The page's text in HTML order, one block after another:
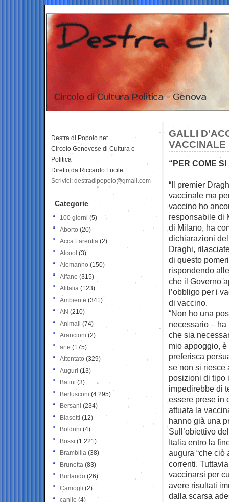
GALLI
VACCINALE
“PER COME
“Il premier
vaccinale ma
vaccino ho
responsabile di
di Milano, ha
dichiarazioni
Draghi,
di questo
rispondendo
che il Governo
l’obbligo per i
di vaccino.
“Non ho una
necessario –
che sia
mio appoggio,
preferisca
se non si riesce
posizioni di tipo
impedirebbe di
essere prese in
attuata la
hanno già una
Sull’obiettivo
Italia entro la
augura “che ciò
correnti.
vaccinarsi per
avere risultati
dalla scarsa
Destra di Popolo.net
Circolo Genovese di Cultura e
Politica
Diretto da Riccardo Fucile
Scrivici: destradipopolo@gmail.com
Categorie
100 giorni (5)
Aborto (20)
Acca Larentia (2)
Alcool (3)
Alemanno (150)
Alfano (315)
Alitalia (123)
Ambiente (341)
AN (210)
Animali (74)
Arancioni (2)
arte (175)
Attentato (329)
Auguri (13)
Batini (3)
Berlusconi (4.295)
Bersani (234)
Biasotti (12)
Boldrini (4)
Bossi (1.221)
Brambilla (38)
Brunetta (83)
Burlando (26)
Camogli (2)
canile (4)